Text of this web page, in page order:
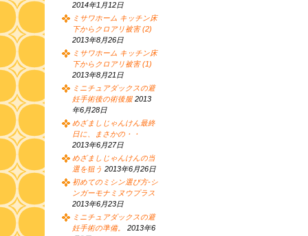
2014年1月12日
ミサワホーム キッチン床
下からクロアリ被害 (2)
2013年8月26日
ミサワホーム キッチン床
下からクロアリ被害 (1)
2013年8月21日
ミニチュアダックスの避
妊手術後の術後服 2013
年6月28日
めざましじゃんけん最終
日に、まさかの・・
2013年6月27日
めざましじゃんけんの当
選を狙う 2013年6月26日
初めてのミシン選び方-シ
ンガーモナミヌウプラス
2013年6月23日
ミニチュアダックスの避
妊手術の準備。
2013年6